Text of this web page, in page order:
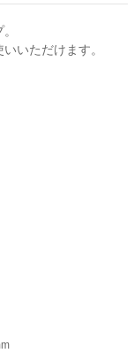
いただけます。